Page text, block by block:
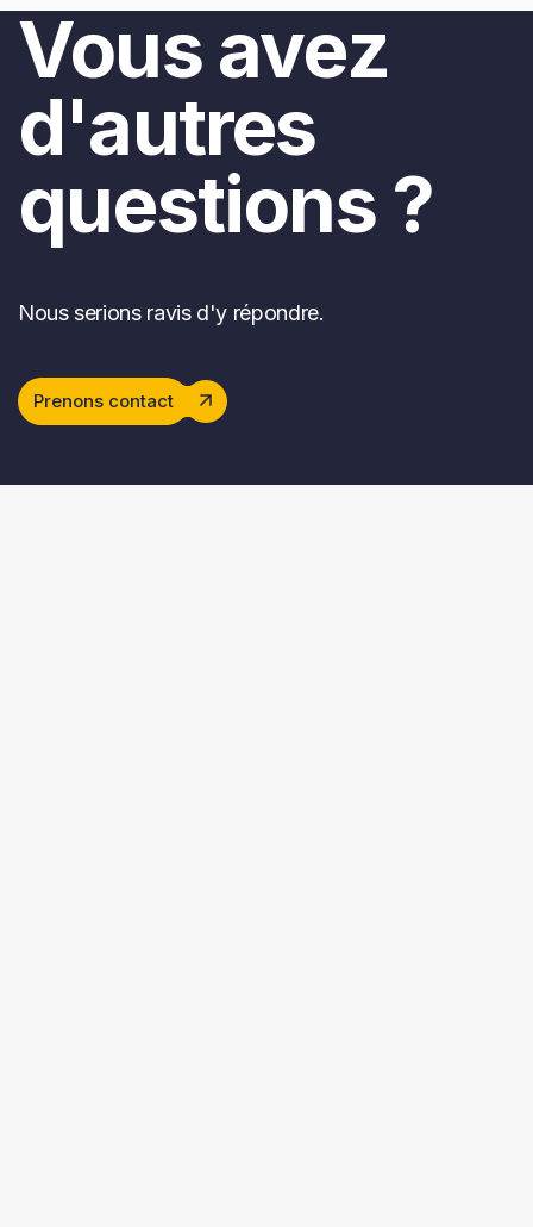
Vous avez
d'autres
questions ?
Nous serions ravis d'y répondre.
Prenons contact